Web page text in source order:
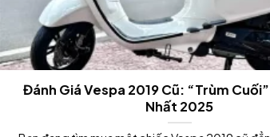
Đánh Giá Vespa 2019 Cũ: “Trùm
Nhất 2025